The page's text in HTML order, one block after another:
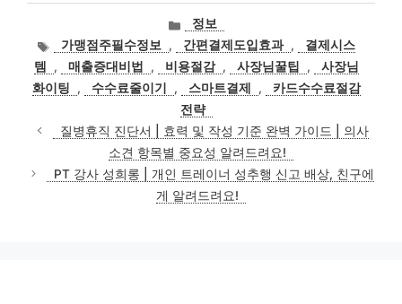
카
테
고
리
정보
태가맹점주필수정보 , 간편결제도입효과 ,
결제시스
템
, 매출증대비법 , 비용절감 , 사장님꿀팁 ,
사장님
화이팅
, 수수료줄이기 , 스마트결제 ,
카드수수료절감
전략
질병휴직 진단서 | 효력 및 작성 기준 완벽 가이드 | 의사
소견 항목별 중요성 알려드려요!
PT 강사 성희롱 | 개인 트레이너 성추행 신고 배상, 친구에
게 알려드려요!